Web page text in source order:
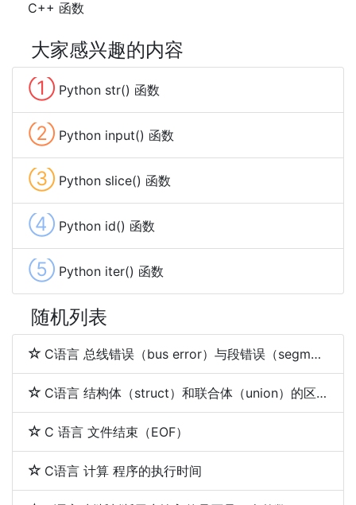
C++ 函数
大家感兴趣的内容
① Python str() 函数
② Python input() 函数
③ Python slice() 函数
④ Python id() 函数
⑤ Python iter() 函数
随机列表
C语言 总线错误（bus error）与段错误（segmentation fault）
C语言 结构体（struct）和联合体（union）的区别
C 语言 文件结束（EOF）
C语言 计算 程序的执行时间